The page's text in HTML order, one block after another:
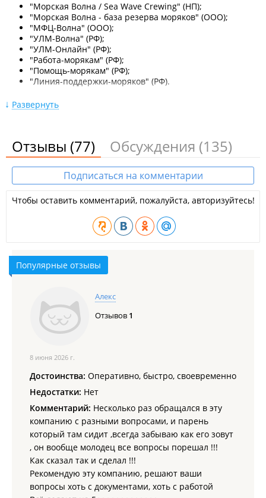
"Морская Волна / Sea Wave Crewing" (НП);
"Морская Волна - база резерва моряков" (ООО);
"МФЦ-Волна" (ООО);
"УЛМ-Волна" (РФ);
"УЛМ-Онлайн" (РФ);
"Работа-морякам" (РФ);
"Помощь-морякам" (РФ);
"Линия-поддержки-моряков" (РФ).
Для работников компании, соискателей, судовладельцев-
Трудоустройство и оформление морских специалистов
на суда торгового флота под российским и
иностранными флагами - бесплатно;
Квалифицированные консалтинговые услуги -
бесплатно;
Сохранение общего трудового, непрерывного стажа по
специальности (услуга база резерва моряков);
Социальное страхование (оформление и выдача
медицинского полиса);
(Мореходной книжки моряка) + трудоустройство -
бесплатно;
квалифицированная консультация — производятся
бесплатно.
В связи с обширной деятельностью компании - вакансии
Для Судовладельцев-партнеров услуги на договорной
основе для дальнейшего сотрудничества:
Организация смены экипажей (репатриация) как на
территории РФ, так и за рубежом с оформлением виз и
проездных документов;
Обеспечение экипажей судов авиа и
железнодорожными билетами, а также размещением,
при необходимости, в гостинице.
Оказание услуг в квалифицированном подборе морских
Развернуть
Отзывы (77) Обсуждения (135)
Подписаться на комментарии
Чтобы оставить комментарий, пожалуйста, авторизуйтесь!
Популярные отзывы
Алекс
Отзывов 1
8 июня 2026 г.
Достоинства: Оперативно, быстро, своевременно
Недостатки: Нет
Комментарий: Несколько раз обращался в эту
компанию с разными вопросами, и парень
который там сидит ,всегда забываю как его зовут
, он вообще молодец все вопросы порешал !!!
Как сказал так и сделал !!!
Рекомендую эту компанию, решают ваши
вопросы хоть с документами, хоть с работой